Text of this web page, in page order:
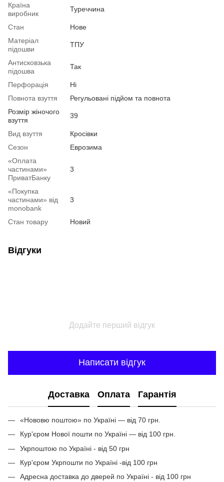
Країна
виробник
Туреччина
Стан
Нове
Матеріал
підошви
ТПУ
Антисковзька
підошва
Так
Перфорація
Ні
Повнота взуття
Регульовані підйом та повнота
Розмір жіночого
взуття
39
Вид взуття
Кросівки
Сезон
Еврозима
«Оплата
частинами»
ПриватБанку
3
«Покупка
частинами» від
monobank
3
Стан товару Новий
Відгуки
Додайте перший відгук
Написати відгук
Доставка Оплата Гарантія
«Нововю поштою» по Україні — від 70 грн.
Кур'єром Нової пошти по Україні — від 100 грн.
Укрпоштою по Україні - від 50 грн
Кур'єром Укрпошти по Україні -від 100 грн
Адресна доставка до дверей по Україні - від 100 грн